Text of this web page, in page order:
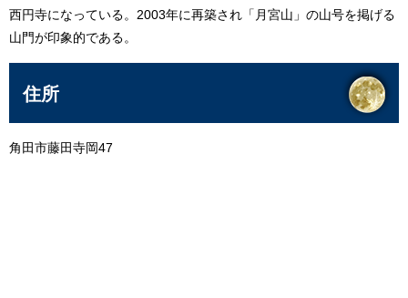
西円寺になっている。2003年に再築され「月宮山」の山号を掲げる
山門が印象的である。
住所
角田市藤田寺岡47